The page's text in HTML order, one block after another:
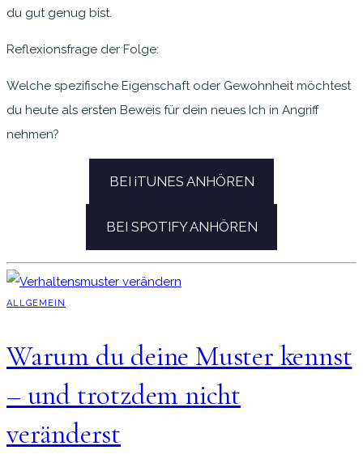
du gut genug bist.
Reflexionsfrage der Folge:
Welche spezifische Eigenschaft oder Gewohnheit möchtest
du heute als ersten Beweis für dein neues Ich in Angriff
nehmen?
BEI iTUNES ANHÖREN
BEI SPOTIFY ANHÖREN
ALLGEMEIN
Warum du deine Muster kennst
– und trotzdem nicht
veränderst